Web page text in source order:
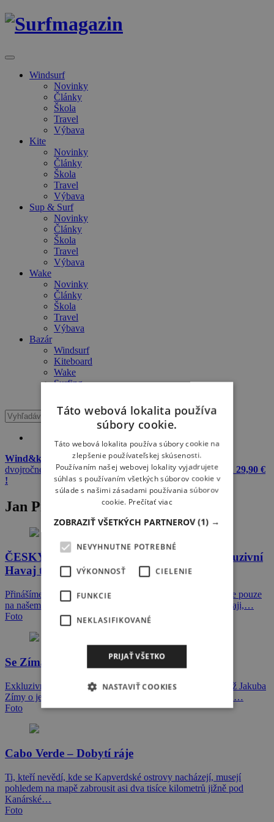
Windsurf
Novinky
Články
Škola
Travel
Výbava
Kite
Novinky
Články
Škola
Travel
Výbava
Sup & Surf
Novinky
Články
Škola
Travel
Výbava
Wake
Novinky
Články
Škola
Travel
Výbava
Bazár
Windsurf
Kiteboard
Wake
Surfing
Wind&kite okuliare + 20 L dry bag Meatfly zadarmo
dvojročnému predplatnému Windsurfer & Kitesurferiba za 29,90 €
!
Jan Prázdný
ČESKÝ WINDSURFING NA HAWAII! Exkluzivní
Havaj trip report
Přinášíme další ze série exkluzivních reportáží, které najdete pouze
na našem webu. Tentokrát se dozvíte jak to vypadá na Havaji,…
Foto
Se Zímákem a jeho partičkou na Mauritiu
Exkluzivně pouze na našem webu si můžete přečíst reportáž Jakuba
Zímy o jeho posledním tripu za vlnami na ostrov Mauritius.…
Foto
Cabo Verde – Dobytí ráje
Ti, kteří nevědí, kde se Kapverdské ostrovy nacházejí, musejí
pohledem na mapě zabrousit asi dva tisíce kilometrů jižně pod
Kanárské…
Foto
Táto webová lokalita používa
súbory cookie.
Táto webová lokalita používa súbory cookie na
zlepšenie používateľskej skúsenosti.
Používaním našej webovej lokality vyjadrujete
súhlas s používaním všetkých súborov cookie v
súlade s našimi zásadami používania súborov
cookie. Prečítať viac
ZOBRAZIŤ VŠETKÝCH PARTNEROV(1) →
NEVYHNUTNE POTREBNÉ
VÝKONNOSŤ CIELENIE
FUNKCIE
NEKLASIFIKOVANÉ
PRIJAŤ VŠETKO
NASTAVIŤ COOKIES